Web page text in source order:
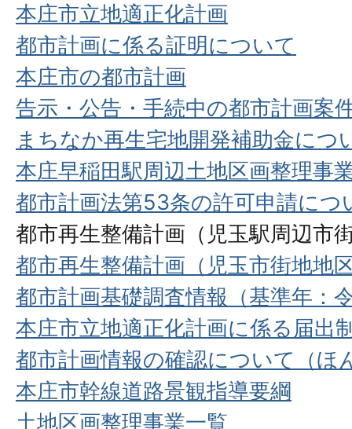
本庄市立地適正化計画
都市計画に係る証明について
本庄市の都市計画
告示・公告・手続中の都市計画案
まちなか再生宅地開発補助金につ
本庄早稲田駅周辺土地区画整理事
都市計画法第53条の許可申請につ
都市再生整備計画（児玉駅周辺市
都市再生整備計画（児玉市街地地
都市計画基礎調査情報（基準年：
本庄市立地適正化計画に係る届出
都市計画情報の確認について（ほ
本庄市幹線道路景観指導要綱
土地区画整理事業一覧